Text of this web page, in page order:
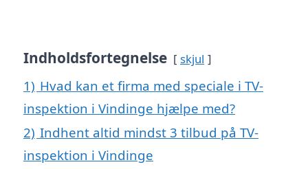
Indholdsfortegnelse skjul
1) Hvad kan et firma med speciale i TV-
inspektion i Vindinge hjælpe med?
2) Indhent altid mindst 3 tilbud på TV-
inspektion i Vindinge